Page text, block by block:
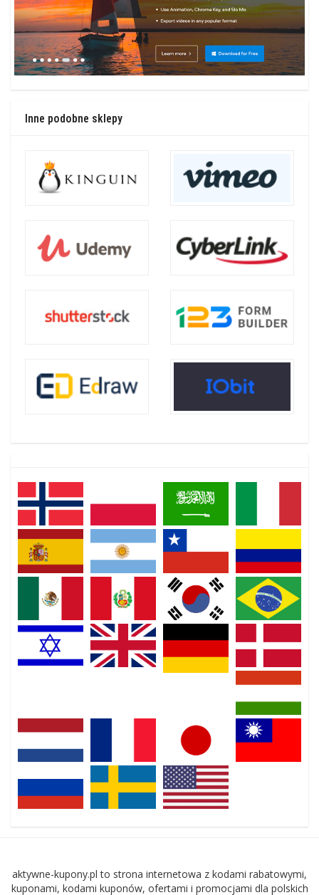
Inne podobne sklepy
aktywne-kupony.pl to strona internetowa z kodami rabatowymi,
kuponami, kodami kuponów, ofertami i promocjami dla polskich